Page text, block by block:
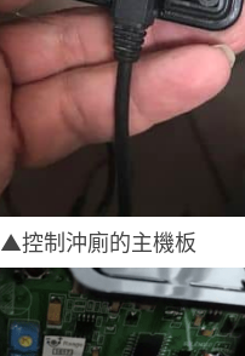
▲控制沖廁的主機板